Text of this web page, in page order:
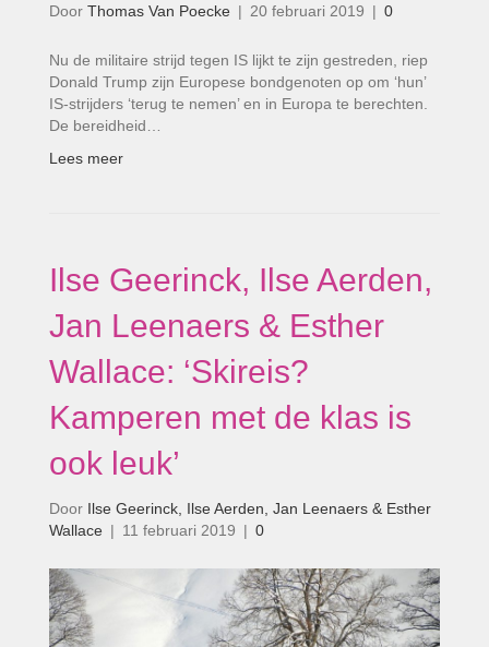
Door Thomas Van Poecke | 20 februari 2019 | 0
Nu de militaire strijd tegen IS lijkt te zijn gestreden, riep
Donald Trump zijn Europese bondgenoten op om ‘hun’
IS-strijders ‘terug te nemen’ en in Europa te berechten.
De bereidheid…
Lees meer
Ilse Geerinck, Ilse Aerden,
Jan Leenaers & Esther
Wallace: ‘Skireis?
Kamperen met de klas is
ook leuk’
Door Ilse Geerinck, Ilse Aerden, Jan Leenaers & Esther
Wallace | 11 februari 2019 | 0